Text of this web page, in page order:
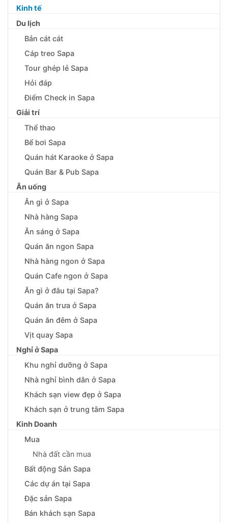
Kinh tế
Du lịch
Bản cát cát
Cáp treo Sapa
Tour ghép lẻ Sapa
Hỏi đáp
Điểm Check in Sapa
Giải trí
Thể thao
Bể bơi Sapa
Quán hát Karaoke ở Sapa
Quán Bar & Pub Sapa
Ăn uống
Ăn gì ở Sapa
Nhà hàng Sapa
Ăn sáng ở Sapa
Quán ăn ngon Sapa
Nhà hàng ngon ở Sapa
Quán Cafe ngon ở Sapa
Ăn gì ở đâu tại Sapa?
Quán ăn trưa ở Sapa
Quán ăn đêm ở Sapa
Vịt quay Sapa
Nghỉ ở Sapa
Khu nghỉ dưỡng ở Sapa
Nhà nghỉ bình dân ở Sapa
Khách sạn view đẹp ở Sapa
Khách sạn ở trung tâm Sapa
Kinh Doanh
Mua
Nhà đất cần mua
Bất động Sản Sapa
Các dự án tại Sapa
Đặc sản Sapa
Bán khách sạn Sapa